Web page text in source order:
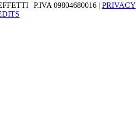
| P.IVA 09804680016 |PRIVACY